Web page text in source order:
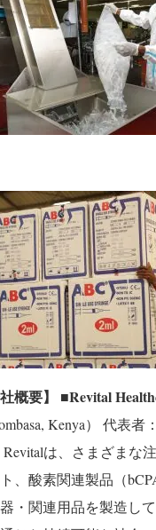
概要】 ■Revital
Kenya）
代表者
Revitalは、さまざまな
、酸素関連製品（
・関連用品を製造し